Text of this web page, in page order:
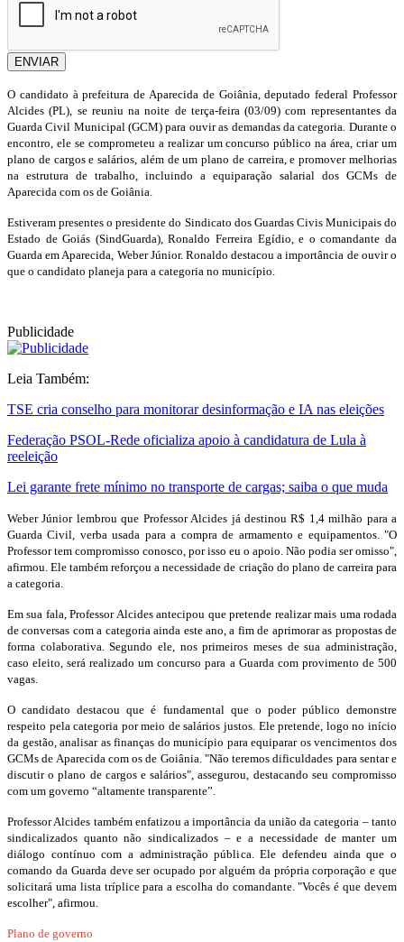
ENVIAR
O candidato à prefeitura de Aparecida de Goiânia, deputado federal Professor
Alcides (PL), se reuniu na noite de terça-feira (03/09) com representantes da
Guarda Civil Municipal (GCM) para ouvir as demandas da categoria. Durante o
encontro, ele se comprometeu a realizar um concurso público na área, criar um
plano de cargos e salários, além de um plano de carreira, e promover melhorias
na estrutura de trabalho, incluindo a equiparação salarial dos GCMs de
Aparecida com os de Goiânia.
Estiveram presentes o presidente do Sindicato dos Guardas Civis Municipais do
Estado de Goiás (SindGuarda), Ronaldo Ferreira Egídio, e o comandante da
Guarda em Aparecida, Weber Júnior. Ronaldo destacou a importância de ouvir o
que o candidato planeja para a categoria no município.
Publicidade
Leia Também:
TSE cria conselho para monitorar desinformação e IA nas eleições
Federação PSOL-Rede oficializa apoio à candidatura de Lula à
reeleição
Lei garante frete mínimo no transporte de cargas; saiba o que muda
Weber Júnior lembrou que Professor Alcides já destinou R$ 1,4 milhão para a
Guarda Civil, verba usada para a compra de armamento e equipamentos. "O
Professor tem compromisso conosco, por isso eu o apoio. Não podia ser omisso",
afirmou. Ele também reforçou a necessidade de criação do plano de carreira para
a categoria.
Em sua fala, Professor Alcides antecipou que pretende realizar mais uma rodada
de conversas com a categoria ainda este ano, a fim de aprimorar as propostas de
forma colaborativa. Segundo ele, nos primeiros meses de sua administração,
caso eleito, será realizado um concurso para a Guarda com provimento de 500
vagas.
O candidato destacou que é fundamental que o poder público demonstre
respeito pela categoria por meio de salários justos. Ele pretende, logo no início
da gestão, analisar as finanças do município para equiparar os vencimentos dos
GCMs de Aparecida com os de Goiânia. "Não teremos dificuldades para sentar e
discutir o plano de cargos e salários", assegurou, destacando seu compromisso
com um governo “altamente transparente”.
Professor Alcides também enfatizou a importância da união da categoria – tanto
sindicalizados quanto não sindicalizados – e a necessidade de manter um
diálogo contínuo com a administração pública. Ele defendeu ainda que o
comando da Guarda deve ser ocupado por alguém da própria corporação e que
solicitará uma lista tríplice para a escolha do comandante. "Vocês é que devem
escolher", afirmou.
Plano de governo